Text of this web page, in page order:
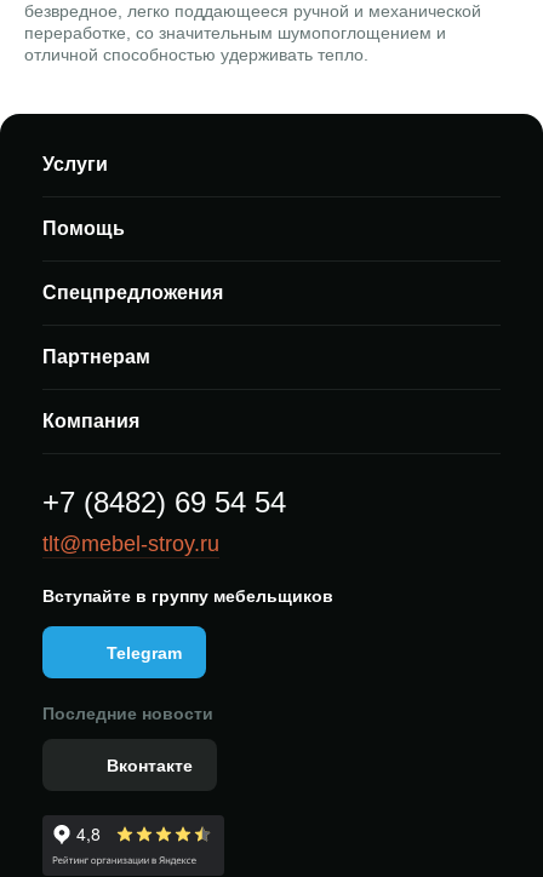
безвредное, легко поддающееся ручной и механической
переработке, со значительным шумопоглощением и
отличной способностью удерживать тепло.
Услуги
Помощь
Спецпредложения
Партнерам
Компания
+7 (8482) 69 54 54
tlt@mebel-stroy.ru
Вступайте в группу мебельщиков
Telegram
Последние новости
Вконтакте